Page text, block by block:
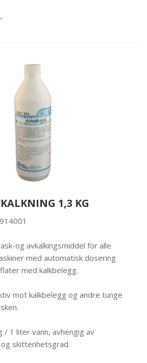
1,3 KG
og avkalkingsmiddel for alle
med automatisk dosering
med kalkbelegg.
mot kalkbelegg og andre tunge
/ 1 liter vann, avhengig av
skittenhetsgrad.